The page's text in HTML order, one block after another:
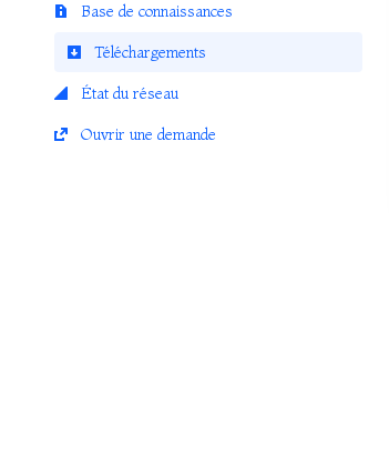
Base de connaissances
Téléchargements
État du réseau
Ouvrir une demande